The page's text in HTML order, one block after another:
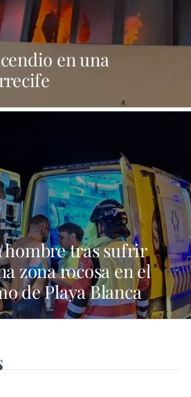
en una
hombre tras sufrir
zona rocosa en el
de Playa Blanca